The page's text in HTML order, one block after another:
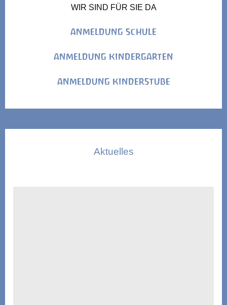
WIR SIND FÜR SIE DA
ANMELDUNG SCHULE
ANMELDUNG KINDERGARTEN
ANMELDUNG KINDERSTUBE
Aktuelles